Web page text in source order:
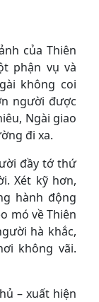
của Thiên
phận vụ và
không coi
người được
Ngài giao
đi xa.
đầy tớ thứ
Xét kỹ hơn,
hành động
mó về Thiên
hà khắc,
không vãi.
– xuất hiện